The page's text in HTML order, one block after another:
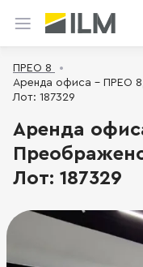
ПРЕО 8
Аренда офиса - ПРЕО
Лот: 187329
Аренда
Лот: 187329